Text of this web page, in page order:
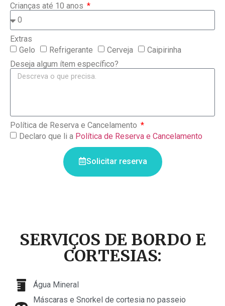
Crianças até 10 anos
Extras
Gelo
Refrigerante Cerveja
Caipirinha
Deseja algum ítem específico?
Política de Reserva e Cancelamento
Declaro que li a Política de Reserva e Cancelamento
Solicitar reserva
SERVIÇOS DE BORDO E
CORTESIAS:
Água Mineral
Máscaras e Snorkel de cortesia no passeio